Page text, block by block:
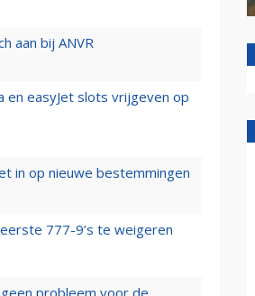
aan bij ANVR
easyJet slots vrijgeven op
in op nieuwe bestemmingen
777-9’s te weigeren